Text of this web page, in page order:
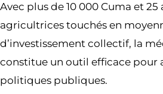
Avec plus de 10 000 Cuma et
agricultrices touchés en
d’investissement collectif, la
constitue un outil efficace pour
politiques publiques.